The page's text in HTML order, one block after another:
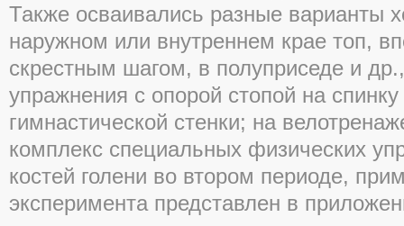
Также осваивались разные варианты
наружном или внутреннем крае топ,
скрестным шагом, в полуприседе и
упражнения с опорой стопой на
гимнастической стенки; на
комплекс специальных физических
костей голени во втором периоде,
эксперимента представлен в